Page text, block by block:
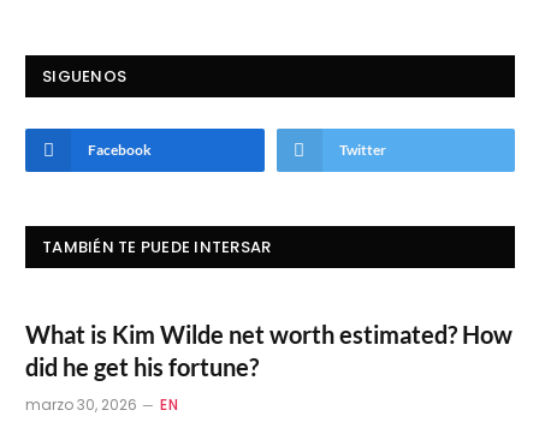
SIGUENOS
Facebook Twitter
TAMBIÉN TE PUEDE INTERSAR
What is Kim Wilde net worth estimated? How
did he get his fortune?
marzo 30, 2026 EN